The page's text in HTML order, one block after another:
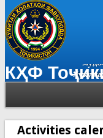
КҲФ
Activities